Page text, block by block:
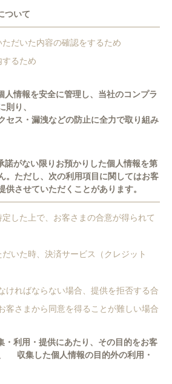
ついて
だいた内容の確認をするため
るため
人情報を安全に管理し、当社のコンプラ
則り、
セス・漏洩などの防止に全力で取り組み
諾がない限りお預かりした個人情報を第
。ただし、次の利用項目に関してはお客
供させていただくことがあります。
した上で、お客さまの合意が得られて
いた時、決済サービス（クレジット
ければならない場合、提供を拒否する合
客さまから同意を得ることが難しい場合
・利用・提供にあたり、その目的をお客
収集した個人情報の目的外の利用・